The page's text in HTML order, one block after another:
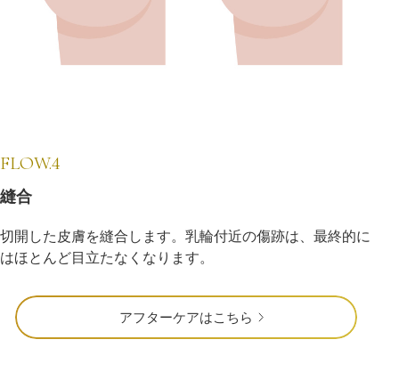
FLOW.4
縫合
切開した皮膚を縫合します。乳輪付近の傷跡は、最終的に
はほとんど目立たなくなります。
アフターケアはこちら